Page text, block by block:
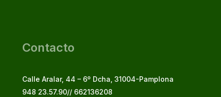
Contacto
Calle Aralar, 44 – 6º Dcha, 31004-Pamplona
948 23.57.90// 662136208